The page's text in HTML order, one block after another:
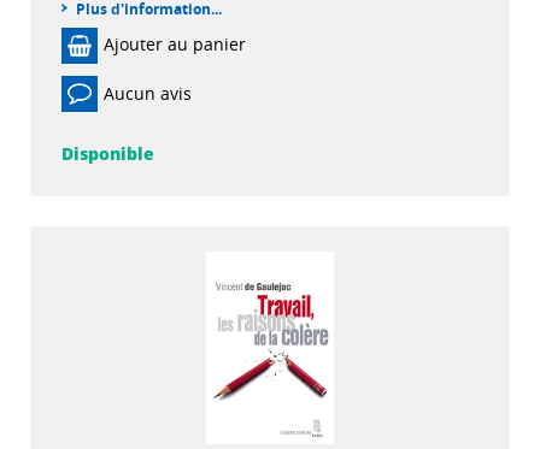
Plus d'information...
Ajouter au panier
Aucun avis
Disponible